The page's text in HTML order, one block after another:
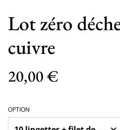
Lot zéro
cuivre
20,00 €
OPTION